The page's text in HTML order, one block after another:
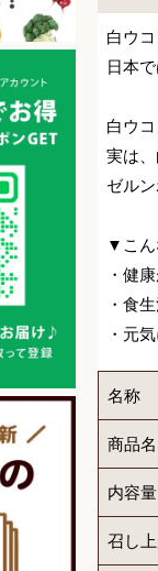
白ウ
日本
白ウ
実は
ゼル
▼こん
・健
・食
・元
名称
商品名
内容量
召し